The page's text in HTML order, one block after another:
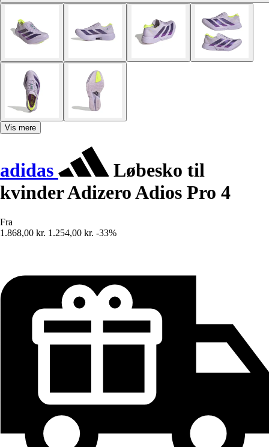
Vis mere
adidas
Løbesko til
kvinder Adizero Adios Pro 4
Fra
1.868,00 kr. 1.254,00 kr. -33%